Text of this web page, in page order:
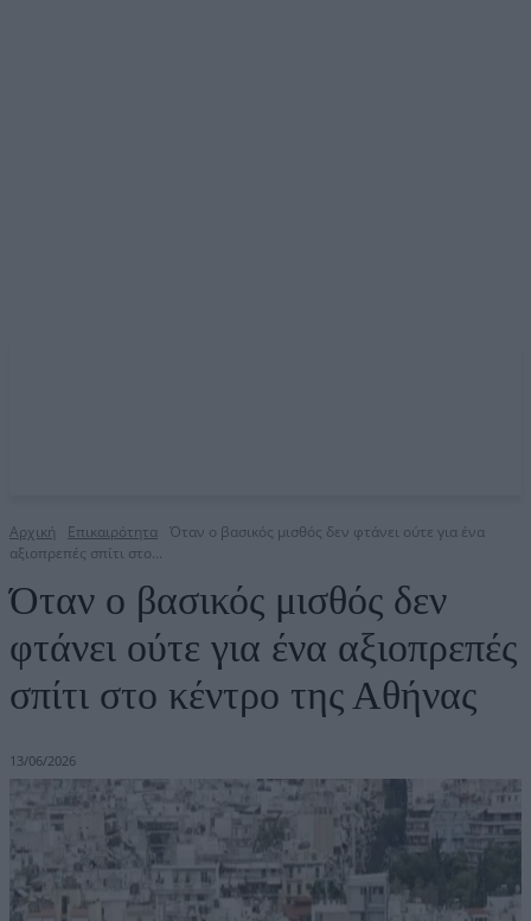
Αρχική Επικαιρότητα Όταν ο βασικός μισθός δεν φτάνει ούτε για ένα
αξιοπρεπές σπίτι στο...
Όταν ο βασικός μισθός δεν
φτάνει ούτε για ένα αξιοπρεπές
σπίτι στο κέντρο της Αθήνας
13/06/2026